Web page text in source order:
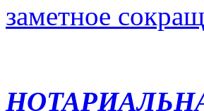
заметное